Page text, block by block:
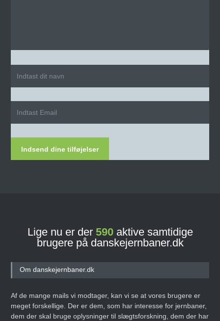
Indsend dine tilføjelser
Lige nu er der 590aktive samtidige
brugere på danskejernbaner.dk
Om danskejernbaner.dk
Af de mange mails vi modtager, kan vi se at vores brugere er
meget forskellige. Der er dem, som har interesse for jernbaner,
dem der skal bruge oplysninger til slægtsforskning, dem der har